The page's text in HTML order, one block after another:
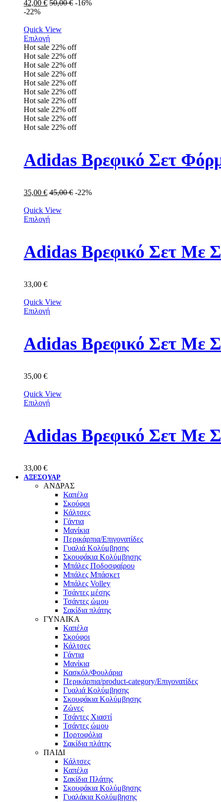
42,00 € 50,00€ -16%
-22%
Quick View
Επιλογή
Hot sale 22% off
Hot sale 22% off
Hot sale 22% off
Hot sale 22% off
Hot sale 22% off
Hot sale 22% off
Hot sale 22% off
Hot sale 22% off
Hot sale 22% off
Hot sale 22% off
Adidas Βρεφικό Σετ
35,00 € 45,00€ -22%
Quick View
Επιλογή
Adidas Βρεφικό Σετ Με
33,00 €
Quick View
Επιλογή
Adidas Βρεφικό Σετ Με
35,00 €
Quick View
Επιλογή
Adidas Βρεφικό Σετ Με
33,00 €
ΑΞΕΣΟΥΑΡ
ΑΝΔΡΑΣ
Καπέλα
Σκούφοι
Κάλτσες
Γάντια
Μανίκια
Περικάρπια/Επιγονατίδες
Γυαλιά Κολύμβησης
Σκουφάκια Κολύμβησης
Μπάλες Ποδοσφαίρου
Μπάλες Μπάσκετ
Μπάλες Volley
Τσάντες μέσης
Τσάντες ώμου
Σακίδια πλάτης
ΓΥΝΑΙΚΑ
Καπέλα
Σκούφοι
Κάλτσες
Γάντια
Μανίκια
Κασκόλ/Φουλάρια
Περικάρπια/product-category/Επιγονατίδες
Γυαλιά Κολύμβησης
Σκουφάκια Κολύμβησης
Ζώνες
Τσάντες Χιαστί
Τσάντες ώμου
Πορτοφόλια
Σακίδια πλάτης
ΠΑΙΔΙ
Κάλτσες
Καπέλα
Σακίδια Πλάτης
Σκουφάκια Κολύμβησης
Γυαλάκια Κολύμβησης